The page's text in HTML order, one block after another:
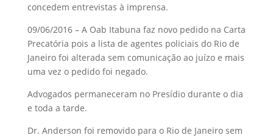
concedem entrevistas à imprensa.
09/06/2016 – A Oab Itabuna faz novo pedido na Carta
Precatória pois a lista de agentes policiais do Rio de
Janeiro foi alterada sem comunicação ao juízo e mais
uma vez o pedido foi negado.
Advogados permaneceram no Presídio durante o dia
e toda a tarde.
Dr. Anderson foi removido para o Rio de Janeiro sem